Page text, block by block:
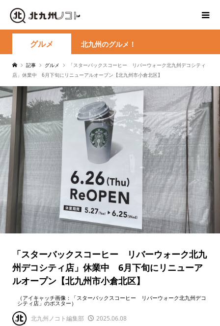
グルメ 北九州のグルメ！
記事 グルメ
「スターバックスコーヒー リバーウォーク北九州デコシティ
店」休業中 6月下旬にリニューアルオープン【北九州市小倉北区】
「スターバックスコーヒー リバーウォーク北九
州デコシティ店」休業中 6月下旬にリニューア
ルオープン【北九州市小倉北区】
（アイキャッチ画像：「スターバックスコーヒー リバーウォーク北九州デコ
シティ店」のポスター）
北九州ノコト編集部 2025.06.08